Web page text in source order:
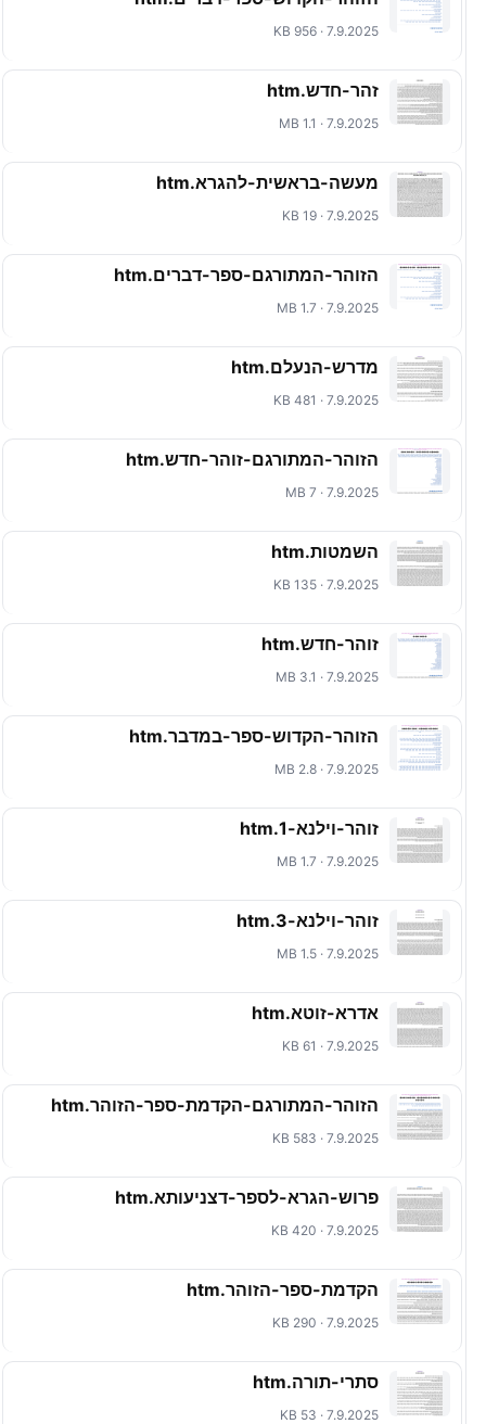
7.9.2025 · 956 KB
זהר-חדש.htm
7.9.2025 · 1.1 MB
מעשה-בראשית-להגרא.htm
7.9.2025 · 19 KB
הזוהר-המתורגם-ספר-דברים.htm
7.9.2025 · 1.7 MB
מדרש-הנעלם.htm
7.9.2025 · 481 KB
הזוהר-המתורגם-זוהר-חדש.htm
7.9.2025 · 7 MB
השמטות.htm
7.9.2025 · 135 KB
זוהר-חדש.htm
7.9.2025 · 3.1 MB
הזוהר-הקדוש-ספר-במדבר.htm
7.9.2025 · 2.8 MB
זוהר-וילנא-1.htm
7.9.2025 · 1.7 MB
זוהר-וילנא-3.htm
7.9.2025 · 1.5 MB
אדרא-זוטא.htm
7.9.2025 · 61 KB
הזוהר-המתורגם-הקדמת-ספר-הזוהר.htm
7.9.2025 · 583 KB
פרוש-הגרא-לספר-דצניעותא.htm
7.9.2025 · 420 KB
הקדמת-ספר-הזוהר.htm
7.9.2025 · 290 KB
סתרי-תורה.htm
7.9.2025 · 53 KB